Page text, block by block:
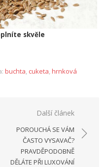
skvěle
buchta, cuketa,hrnková
Další článek
POROUCHÁ SE VÁM
ČASTO VYSAVAČ?
PRAVDĚPODOBNĚ
DĚLÁTE PŘI LUXOVÁNÍ